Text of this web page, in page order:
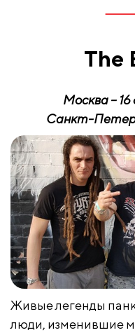
The
Москва – 16
Санкт-
Живые легенды
люди, изменившие